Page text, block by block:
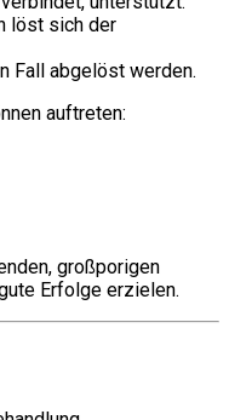
löst sich der
Fall abgelöst werden.
auftreten:
großporigen
Erfolge erzielen.